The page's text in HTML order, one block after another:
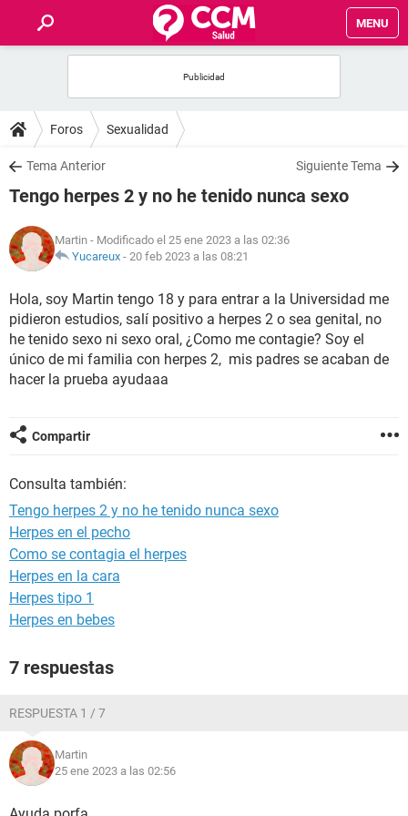
MENU
FOROS
SALUD
FAMILIA
NUTRICIÓN
BIENESTAR
SEXUALIDAD
Foros Sexualidad
Tema Anterior Siguiente Tema
Tengo herpes 2 y no he tenido nunca sexo
Martin - Modificado el 25 ene 2023 a las 02:36
Yucareux - 20 feb 2023 a las 08:21
Hola, soy Martin tengo 18 y para entrar a la Universidad me
pidieron estudios, salí positivo a herpes 2 o sea genital, no
he tenido sexo ni sexo oral, ¿Como me contagie? Soy el
único de mi familia con herpes 2, mis padres se acaban de
hacer la prueba ayudaaa
Compartir
Consulta también:
Tengo herpes 2 y no he tenido nunca sexo
Herpes en el pecho
Como se contagia el herpes
Herpes en la cara
Herpes tipo 1
Herpes en bebes
7 respuestas
RESPUESTA 1 / 7
Martin
25 ene 2023 a las 02:56